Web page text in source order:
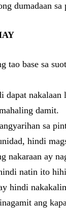
dumadaan
tao base sa
dapat nakalaan
damit.
sa
hindi
nakaraan ay
natin ito
hindi
ang